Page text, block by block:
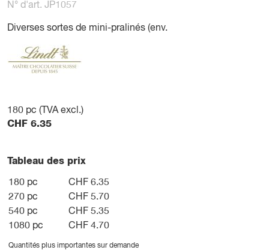
N° d'art. JP1057
Diverses sortes de mini-pralinés (env.
180 pc (TVA excl.)
CHF 6.35
Tableau des prix
180 pc
CHF 6.35
270 pc
CHF 5.70
540 pc
CHF 5.35
1080 pc
CHF 4.70
Quantités plus importantes sur demande